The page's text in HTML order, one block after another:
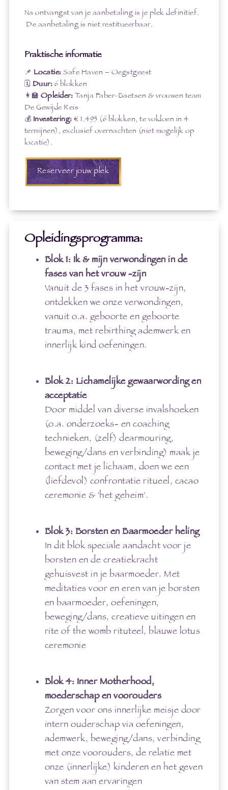
Na ontvangst van je aanbetaling is je plek definitief.
De aanbetaling is niet restitueerbaar.
Praktische informatie
📌 Locatie:Safe Haven – Oegstgeest
🗓️ Duur:6 blokken
👩‍🏫 Opleider:Tanja Faber-Baetsen & vrouwen team
De Gewijde Reis
💰Investering:€ 1.495 (6 blokken, te voldoen in 4
termijnen), exclusief overnachten (niet mogelijk op
locatie).
Reserveer jouw plek
Opleidingsprogramma:
Blok 1: Ik & mijn verwondingen in de
fases van het vrouw -zijn
Vanuit de 3 fases in het vrouw-zijn,
ontdekken we onze verwondingen,
vanuit o.a. geboorte en geboorte
trauma, met rebirthing ademwerk en
innerlijk kind oefeningen.
Blok 2: Lichamelijke gewaarwording en
acceptatie
Door middel van diverse invalshoeken
(o.a. onderzoeks- en coaching
technieken, (zelf) dearmouring,
beweging/dans en verbinding) maak je
contact met je lichaam, doen we een
(liefdevol) confrontatie ritueel, cacao
ceremonie & 'het geheim'.
Blok 3: Borsten en Baarmoeder heling
In dit blok speciale aandacht voor je
borsten en de creatiekracht
gehuisvest in je baarmoeder. Met
meditaties voor en eren van je borsten
en baarmoeder, oefeningen,
beweging/dans, creatieve uitingen en
rite of the womb rituteel, blauwe lotus
ceremonie
Blok 4: Inner Motherhood,
moederschap en voorouders
Zorgen voor ons innerlijke meisje door
intern ouderschap via oefeningen,
ademwerk, beweging/dans, verbinding
met onze voorouders, de relatie met
onze (innerlijke) kinderen en het geven
van stem aan ervaringen